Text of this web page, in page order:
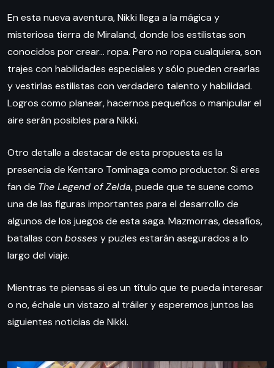
En esta nueva aventura, Nikki llega a la mágica y
misteriosa tierra de Miraland, donde los estilistas son
conocidos por crear… ropa. Pero no ropa cualquiera, son
trajes con habilidades especiales y sólo pueden crearlas
y vestirlas estilistas con verdadero talento y habilidad.
Logros como planear, hacernos pequeños o manipular el
aire serán posibles para Nikki.
Otro detalle a destacar de esta propuesta es la
presencia de Kentaro Tominaga como productor. Si eres
fan de The Legend of Zelda, puede que te suene como
una de las figuras importantes para el desarrollo de
algunos de los juegos de esta saga. Mazmorras, desafíos,
batallas con bosses y puzles estarán asegurados a lo
largo del viaje.
Mientras te piensas si es un título que te pueda interesar
o no, échale un vistazo al tráiler y esperemos juntos las
siguientes noticias de Nikki.